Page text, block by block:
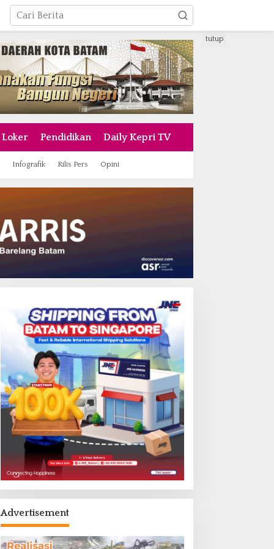
Loker Pendidikan Daily Kepri TV
Infografik Rilis Pers Opini
tutup
Advertisement